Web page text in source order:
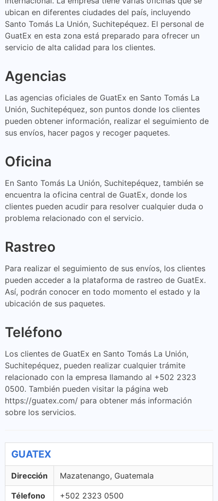
ubican en diferentes ciudades del país, incluyendo
Santo Tomás La Unión, Suchitepéquez. El personal de
GuatEx en esta zona está preparado para ofrecer un
servicio de alta calidad para los clientes.
Agencias
Las agencias oficiales de GuatEx en Santo Tomás La
Unión, Suchitepéquez, son puntos donde los clientes
pueden obtener información, realizar el seguimiento de
sus envíos, hacer pagos y recoger paquetes.
Oficina
En Santo Tomás La Unión, Suchitepéquez, también se
encuentra la oficina central de GuatEx, donde los
clientes pueden acudir para resolver cualquier duda o
problema relacionado con el servicio.
Rastreo
Para realizar el seguimiento de sus envíos, los clientes
pueden acceder a la plataforma de rastreo de GuatEx.
Así, podrán conocer en todo momento el estado y la
ubicación de sus paquetes.
Teléfono
Los clientes de GuatEx en Santo Tomás La Unión,
Suchitepéquez, pueden realizar cualquier trámite
relacionado con la empresa llamando al +502 2323
0500. También pueden visitar la página web
https://guatex.com/ para obtener más información
sobre los servicios.
GUATEX
Dirección Mazatenango, Guatemala
Télefono +502 2323 0500